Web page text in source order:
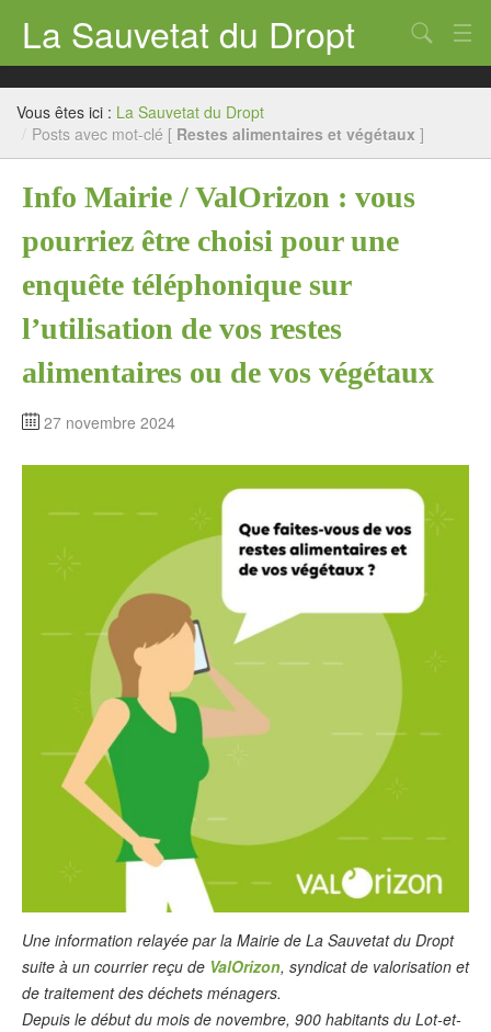
La Sauvetat du Dropt
Accueil
Mairie
Archives
Agenda 2026
Chercher
Vous êtes ici : La Sauvetat du Dropt
/ Posts avec mot-clé [ Restes alimentaires et végétaux ]
Info Mairie / ValOrizon : vous
pourriez être choisi pour une
enquête téléphonique sur
l’utilisation de vos restes
alimentaires ou de vos végétaux
27 novembre 2024
Une information relayée par la Mairie de La Sauvetat du Dropt
suite à un courrier reçu de ValOrizon, syndicat de valorisation et
de traitement des déchets ménagers.
Depuis le début du mois de novembre, 900 habitants du Lot-et-